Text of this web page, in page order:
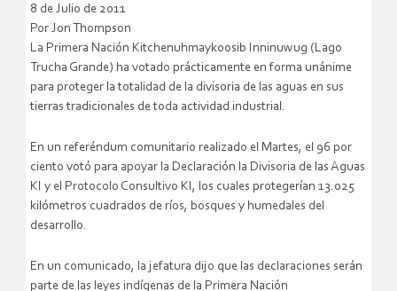
8 de Julio de 2011
Por Jon Thompson
La Primera Nación Kitchenuhmaykoosib Inninuwug (Lago
Trucha Grande) ha votado prácticamente en forma unánime
para proteger la totalidad de la divisoria de las aguas en sus
tierras tradicionales de toda actividad industrial.
En un referéndum comunitario realizado el Martes, el 96 por
ciento votó para apoyar la Declaración la Divisoria de las Aguas
KI y el Protocolo Consultivo KI, los cuales protegerían 13.025
kilómetros cuadrados de ríos, bosques y humedales del
desarrollo.
En un comunicado, la jefatura dijo que las declaraciones serán
parte de las leyes indígenas de la Primera Nación